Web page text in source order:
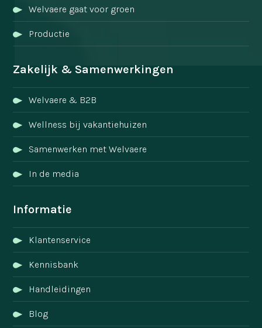
Welvaere gaat voor groen
Productie
Zakelijk & Samenwerkingen
Welvaere & B2B
Wellness bij vakantiehuizen
Samenwerken met Welvaere
In de media
Informatie
Klantenservice
Kennisbank
Handleidingen
Blog